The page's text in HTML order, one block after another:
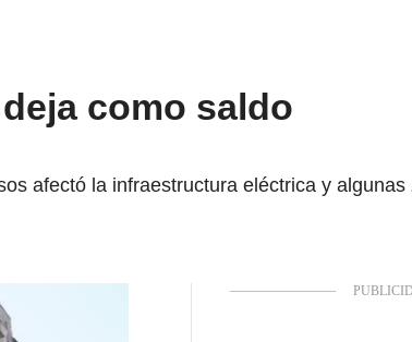
como saldo
afectó la infraestructura eléctrica y algunas